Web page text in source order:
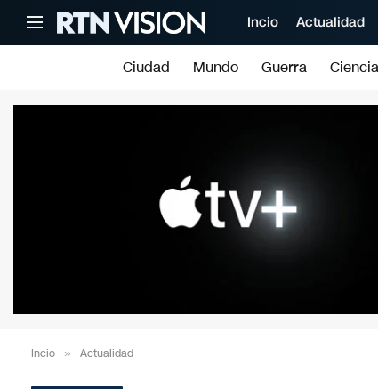
Incio Actualidad
Ciudad Mundo Guerra
Incio » Actualidad